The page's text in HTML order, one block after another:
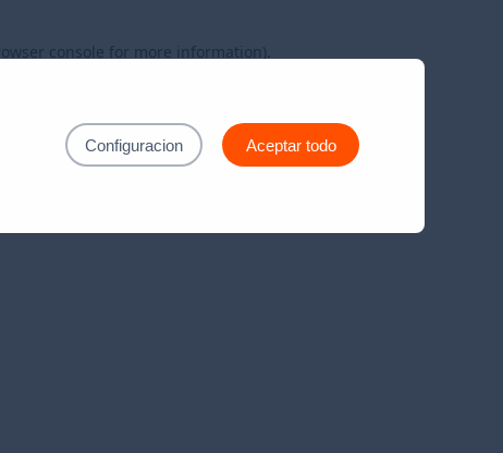
Aceptar todo
Configuracion
console for more information).